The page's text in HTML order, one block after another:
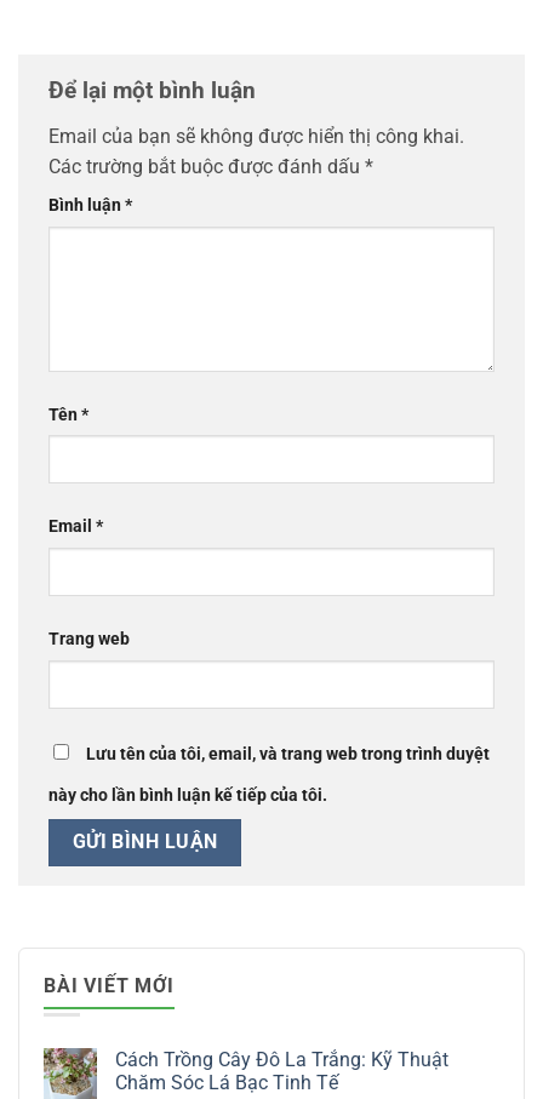
Để lại một bình luận
Email của bạn sẽ không được hiển thị công khai.
Các trường bắt buộc được đánh dấu *
Bình luận*
Tên*
Email *
Trang web
Lưu tên của tôi, email, và trang web trong trình duyệt
này cho lần bình luận kế tiếp của tôi.
BÀI VIẾT MỚI
Cách Trồng Cây Đô La Trắng: Kỹ Thuật
Chăm Sóc Lá Bạc Tinh Tế